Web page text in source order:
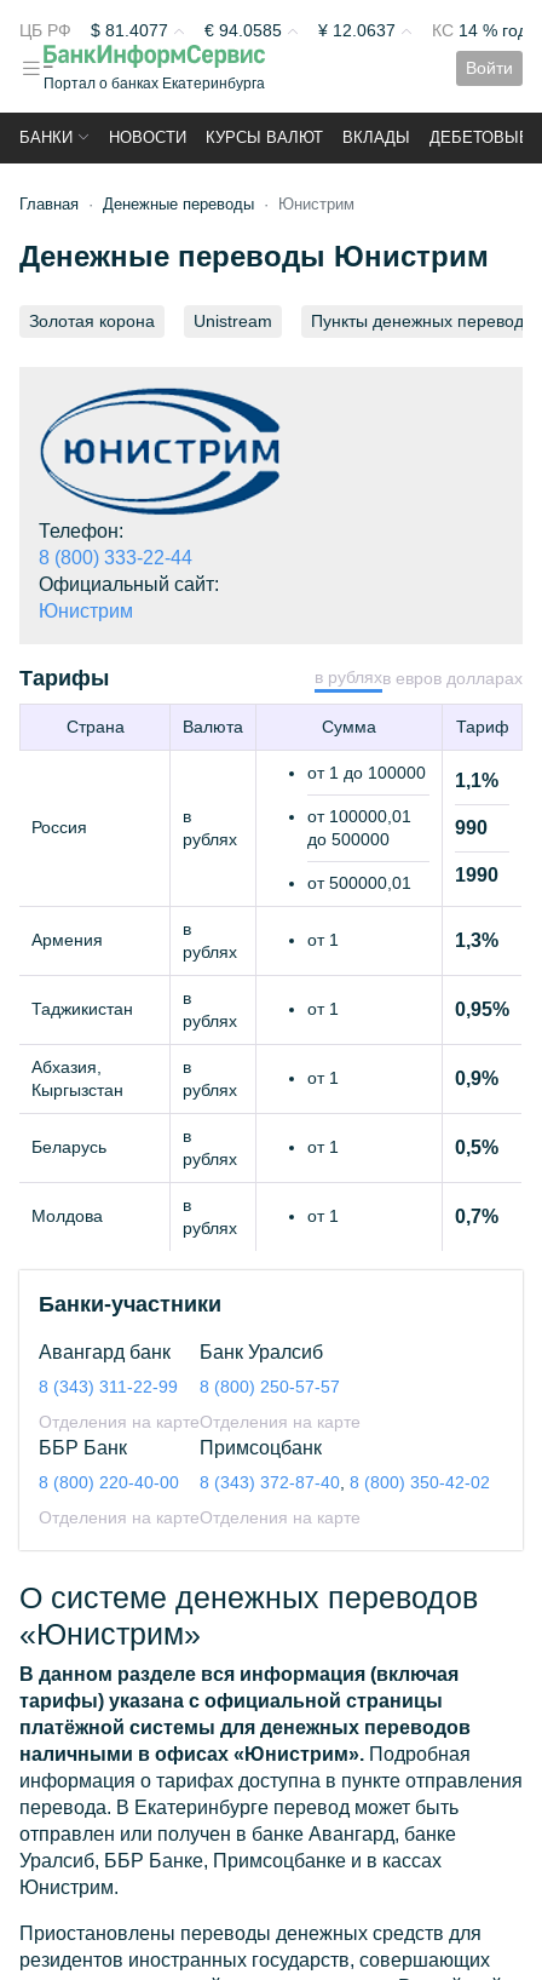
Портал о банках Екатеринбурга
ЦБ РФ $ 81.4077 € 94.0585 ¥ 12.0637 КС 14 % год
Войти
БАНКИ НОВОСТИ КУРСЫ ВАЛЮТ ВКЛАДЫ ДЕБЕТОВЫЕ
Главная Денежные переводы Юнистрим
Денежные переводы Юнистрим
Золотая корона Unistream Пункты денежных переводов
Телефон:
8 (800) 333-22-44
Официальный сайт:
Юнистрим
Тарифы в рубляхв евров долларах
Страна Валюта Сумма Тариф
Россия
в
рублях
от 1 до 100000
от 100000,01
до 500000
от 500000,01
1,1%
990
1990
Армения
в
рублях
от 1 1,3%
Таджикистан
в
рублях
от 1 0,95%
Абхазия
Кыргызстан
в
рублях
от 1 0,9%
Беларусь
в
рублях
от 1 0,5%
Молдова
в
рублях
от 1 0,7%
Банки-участники
Авангард банк
8 (343) 311-22-99
Отделения на карте
Банк Уралсиб
8 (800) 250-57-57
Отделения на карте
ББР Банк
8 (800) 220-40-00
Отделения на карте
Примсоцбанк
8 (343) 372-87-40 8 (800) 350-42-02
Отделения на карте
О системе денежных переводов
«Юнистрим»
В данном разделе вся информация (включая
тарифы) указана с официальной страницы
платёжной системы для денежных переводов
наличными в офисах «Юнистрим». Подробная
информация о тарифах доступна в пункте отправления
перевода. В Екатеринбурге перевод может быть
отправлен или получен в банке Авангард, банке
Уралсиб, ББР Банке, Примсоцбанке и в кассах
Юнистрим.
Приостановлены переводы денежных средств для
резидентов иностранных государств, совершающих